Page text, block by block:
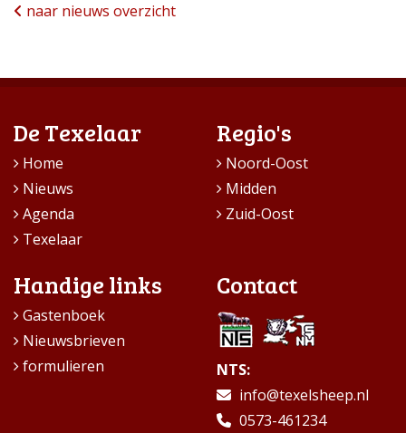
naar nieuws overzicht
De Texelaar
Home
Nieuws
Agenda
Texelaar
Regio's
Noord-Oost
Midden
Zuid-Oost
Handige links
Gastenboek
Nieuwsbrieven
formulieren
Contact
NTS:
info@texelsheep.nl
0573-461234